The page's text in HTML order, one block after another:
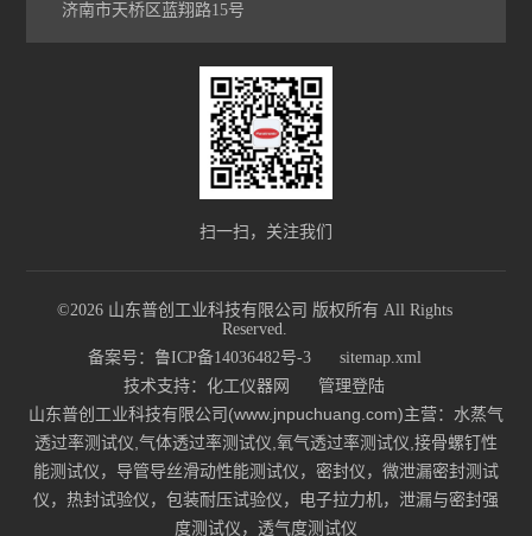
济南市天桥区蓝翔路15号
扫一扫，关注我们
©2026 山东普创工业科技有限公司 版权所有 All Rights
Reserved.
备案号：鲁ICP备14036482号-3
sitemap.xml
技术支持： 化工仪器网 管理登陆
山东普创工业科技有限公司(www.jnpuchuang.com)主营：水蒸气
透过率测试仪,气体透过率测试仪,氧气透过率测试仪,接骨螺钉性
能测试仪，导管导丝滑动性能测试仪，密封仪，微泄漏密封测试
仪，热封试验仪，包装耐压试验仪，电子拉力机，泄漏与密封强
度测试仪，透气度测试仪